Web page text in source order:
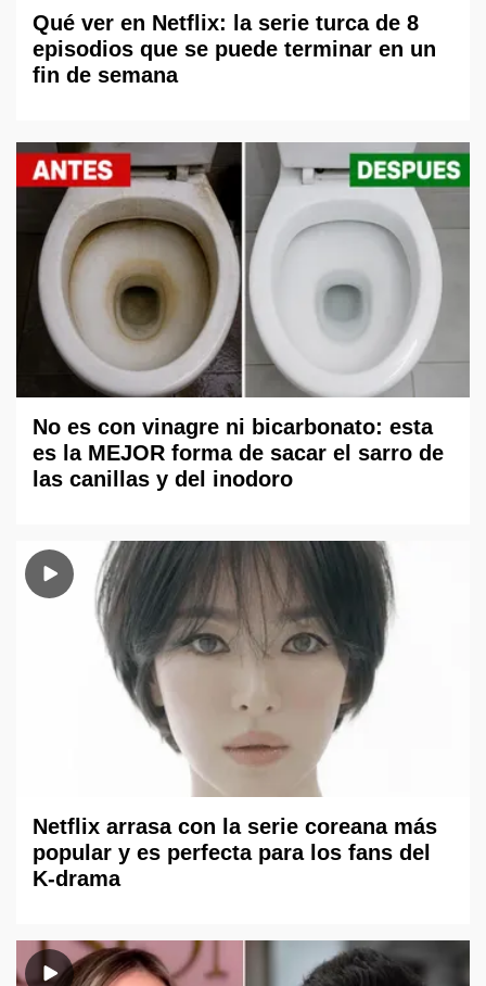
Qué ver en Netflix: la serie turca de 8
episodios que se puede terminar en un
fin de semana
No es con vinagre ni bicarbonato: esta
es la MEJOR forma de sacar el sarro de
las canillas y del inodoro
Netflix arrasa con la serie coreana más
popular y es perfecta para los fans del
K-drama